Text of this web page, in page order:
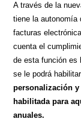
A través de la
tiene la autonomía
facturas
cuenta el
de esta función es
se le podrá
personalización
habilitada para
anuales.